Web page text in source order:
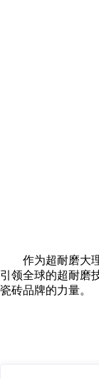
作为超耐磨大理
引领全球的超耐磨
瓷砖品牌的力量。